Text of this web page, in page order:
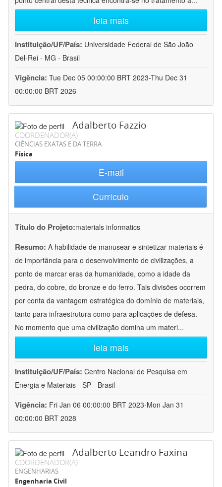
leia mais
Instituição/UF/País: Universidade Federal de São João
Del-Rei - MG - Brasil
Vigência: Tue Dec 05 00:00:00 BRT 2023-Thu Dec 31
00:00:00 BRT 2026
Adalberto Fazzio
COORDENADOR(A)
CIÊNCIAS EXATAS E DA TERRA
Física
E-mail
Currículo
Título do Projeto:materials informatics
Resumo: A habilidade de manusear e sintetizar materiais é
de importância para o desenvolvimento de civilizações, a
ponto de marcar eras da humanidade, como a idade da
pedra, do cobre, do bronze e do ferro. Tais divisões ocorrem
por conta da vantagem estratégica do domínio de materiais,
tanto para infraestrutura como para aplicações de defesa.
No momento que uma civilização domina um materi...
leia mais
Instituição/UF/País: Centro Nacional de Pesquisa em
Energia e Materiais - SP - Brasil
Vigência: Fri Jan 06 00:00:00 BRT 2023-Mon Jan 31
00:00:00 BRT 2028
Adalberto Leandro Faxina
COORDENADOR(A)
ENGENHARIAS
Engenharia Civil